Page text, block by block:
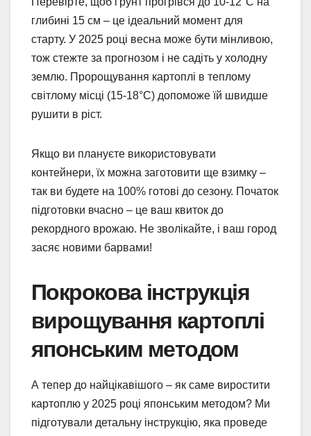
глибині 15 см – це ідеальний момент для
старту. У 2025 році весна може бути мінливою,
тож стежте за прогнозом і не садіть у холодну
землю. Пророщування картоплі в теплому
світлому місці (15-18°C) допоможе їй швидше
рушити в ріст.
Якщо ви плануєте використовувати
контейнери, їх можна заготовити ще взимку –
так ви будете на 100% готові до сезону. Початок
підготовки вчасно – це ваш квиток до
рекордного врожаю. Не зволікайте, і ваш город
засяє новими барвами!
Покрокова інструкція
вирощування картоплі
японським методом
А тепер до найцікавішого – як саме виростити
картоплю у 2025 році японським методом? Ми
підготували детальну інструкцію, яка проведе